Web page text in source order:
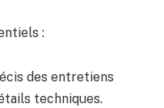
:
des entretiens
techniques.